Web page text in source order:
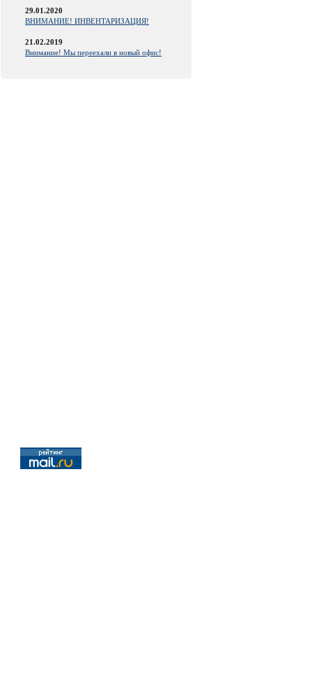
29.01.2020
ВНИМАНИЕ! ИНВЕНТАРИЗАЦИЯ!
21.02.2019
Внимание! Мы переехали в новый офис!